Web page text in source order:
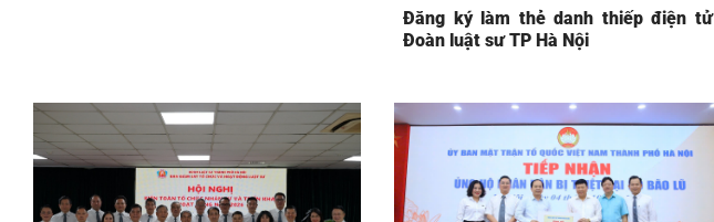
Đăng ký làm thẻ danh thiếp điện tử
Đoàn luật sư TP Hà Nội